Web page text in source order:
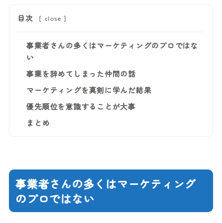
目次 [ close ]
事業者さんの多くはマーケティングのプロではな
い
事業を辞めてしまった仲間の話
マーケティングを真剣に学んだ結果
優先順位を意識することが大事
まとめ
事業者さんの多くはマーケティング
のプロではない